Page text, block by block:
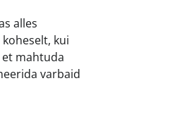
alles
kui
mahtuda
varbaid